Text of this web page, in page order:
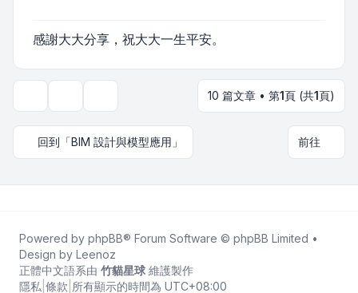
感謝大大分享，祝大大一生平安。
10 篇文章 • 第1頁 (共1頁)
回到「BIM 設計與模型應用」 前往
Powered by phpBB® Forum Software © phpBB Limited •
Design by Leenoz
正體中文語系由 竹貓星球 維護製作
隱私 條款 所有顯示的時間為 UTC+08:00